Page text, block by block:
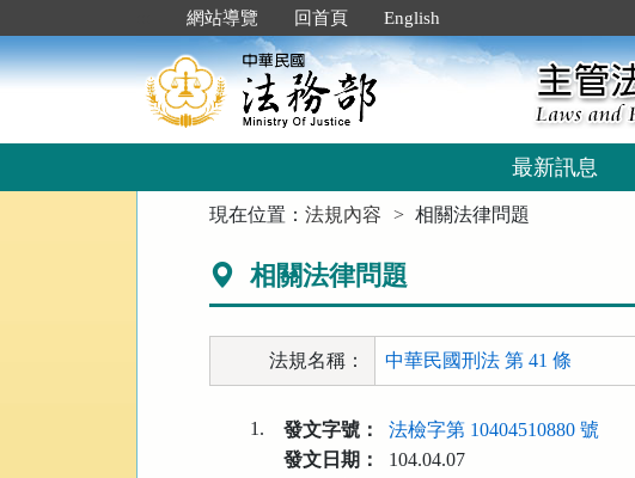
到
主
要
網站導覽 回首頁 English
最新訊息
現在位置：法規內容 相關法律問題
相關法律問題
法規名稱： 中華民國刑法 第 41 條
1. 發文字號：
法檢字第 10404510880 號
發文日期：
104.04.07